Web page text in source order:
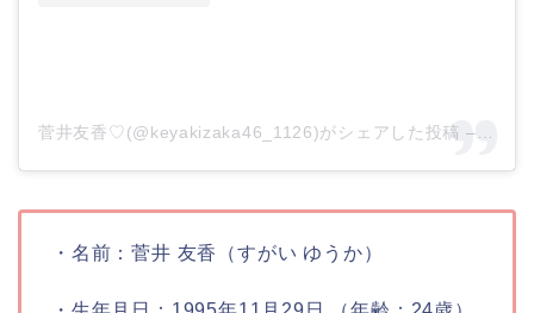
菅井友香♡(@keyakizaka46_1126)がシェアした投稿 –
・名前：菅井 友香（すがい ゆうか）